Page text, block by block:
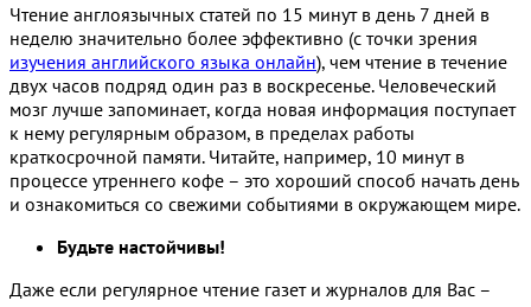
Чтение англоязычных статей по 15 минут в день 7 дней в
неделю значительно более эффективно (с точки зрения
изучения английского языка онлайн), чем чтение в течение
двух часов подряд один раз в воскресенье. Человеческий
мозг лучше запоминает, когда новая информация поступает
к нему регулярным образом, в пределах работы
краткосрочной памяти. Читайте, например, 10 минут в
процессе утреннего кофе – это хороший способ начать день
и ознакомиться со свежими событиями в окружающем мире.
Будьте настойчивы!
Даже если регулярное чтение газет и журналов для Вас –